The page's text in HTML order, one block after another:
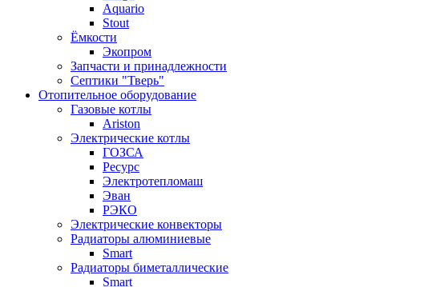
Aquario
Stout
Ёмкости
Экопром
Запчасти и принадлежности
Септики "Тверь"
Отопительное оборудование
Газовые котлы
Ariston
Электрические котлы
ГОЗСА
Ресурс
Электротепломаш
Эван
РЭКО
Электрические конвекторы
Радиаторы алюминиевые
Smart
Радиаторы биметаллические
Smart